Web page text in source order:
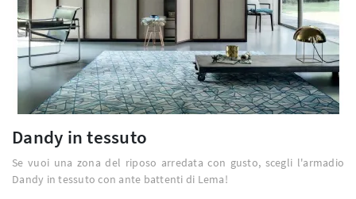
Dandy in tessuto
Se vuoi una zona del riposo arredata con gusto, scegli l'armadio
Dandy in tessuto con ante battenti di Lema!